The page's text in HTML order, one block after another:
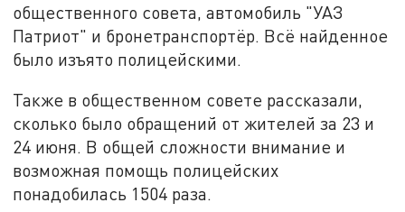
общественного совета, автомобиль "УАЗ
Патриот" и бронетранспортёр. Всё найденное
было изъято полицейскими.
Также в общественном совете рассказали,
сколько было обращений от жителей за 23 и
24 июня. В общей сложности внимание и
возможная помощь полицейских
понадобилась 1504 раза.